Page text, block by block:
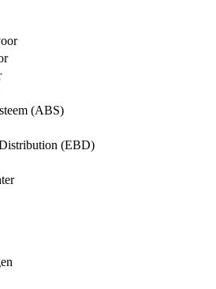
(ABS)
(EBD)